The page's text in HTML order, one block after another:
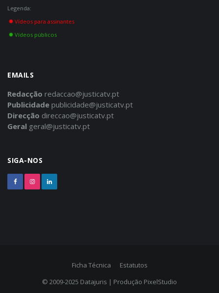
Legenda:
Vídeos para assinantes
Vídeos públicos
EMAILS
Redacção redaccao@justicatv.pt
Publicidade publicidade@justicatv.pt
Direcção direccao@justicatv.pt
Geral geral@justicatv.pt
SIGA-NOS
Ficha Técnica
Estatutos
© 2009-2025 Datajuris | Produção PixelStudio